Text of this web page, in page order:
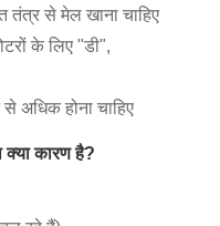
तंत्र से मेल खाना चाहिए
के लिए "डी",
अधिक होना चाहिए
क्या कारण है?